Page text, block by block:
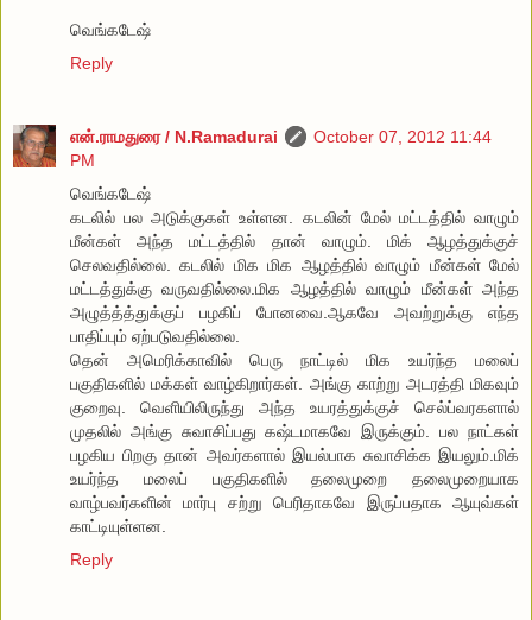
வெங்கடேஷ்
Reply
என்.ராமதுரை / N.Ramadurai
October 07, 2012 11:44
PM
வெங்கடேஷ்
கடலில் பல அடுக்குகள் உள்ளன. கடலின் மேல் மட்டத்தில் வாழும்
மீன்கள் அந்த மட்டத்தில் தான் வாழும். மிக் ஆழத்துக்குச்
செலவதில்லை. கடலில் மிக மிக ஆழத்தில் வாழும் மீன்கள் மேல்
மட்டத்துக்கு வருவதில்லை.மிக ஆழத்தில் வாழும் மீன்கள் அந்த
அழுத்த்த்துக்குப் பழகிப் போனவை.ஆகவே அவற்றுக்கு எந்த
பாதிப்பும் ஏற்படுவதில்லை.
தென் அமெரிக்காவில் பெரு நாட்டில் மிக உயர்ந்த மலைப்
பகுதிகளில் மக்கள் வாழ்கிறார்கள். அங்கு காற்று அடரத்தி மிகவும்
குறைவு. வெளியிலிருந்து அந்த உயரத்துக்குச் செல்ப்வரகளால்
முதலில் அங்கு சுவாசிப்பது கஷ்டமாகவே இருக்கும். பல நாட்கள்
பழகிய பிறகு தான் அவர்களால் இயல்பாக சுவாசிக்க இயலும்.மிக்
உயர்ந்த மலைப் பகுதிகளில் தலைமுறை தலைமுறையாக
வாழ்பவர்களின் மார்பு சற்று பெரிதாகவே இருப்பதாக ஆயுவ்கள்
காட்டியுள்ளன.
Reply